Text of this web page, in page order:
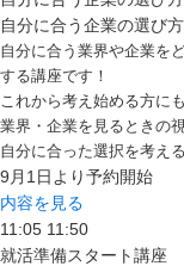
自分に合う企業の選び
自分に合う業界や企業を
する講座です！
これから考え始める方に
業界・企業を見るときの
自分に合った選択を考え
9月1日より予約開始
内容を見る
11:05 11:50
就活準備スタート講座